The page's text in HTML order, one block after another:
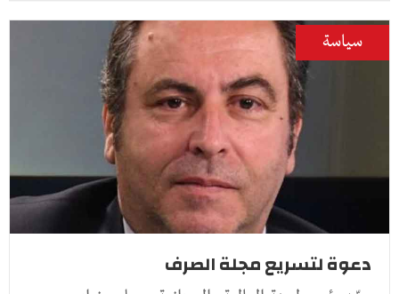
سياسة
دعوة لتسريع مجلة الصرف